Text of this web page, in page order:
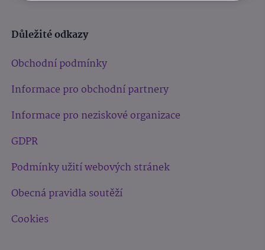
Důležité odkazy
Obchodní podmínky
Informace pro obchodní partnery
Informace pro neziskové organizace
GDPR
Podmínky užití webových stránek
Obecná pravidla soutěží
Cookies